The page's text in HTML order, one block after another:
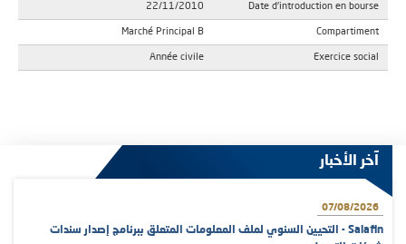
Date d'introduction en bourse
22/11/2010
Compartiment
Marché Principal B
Exercice social
Année civile
آخر الأخبار
07/08/2026
Salafin - التحيين السنوي لملف المعلومات المتعلق ببرنامج إصدار سندات